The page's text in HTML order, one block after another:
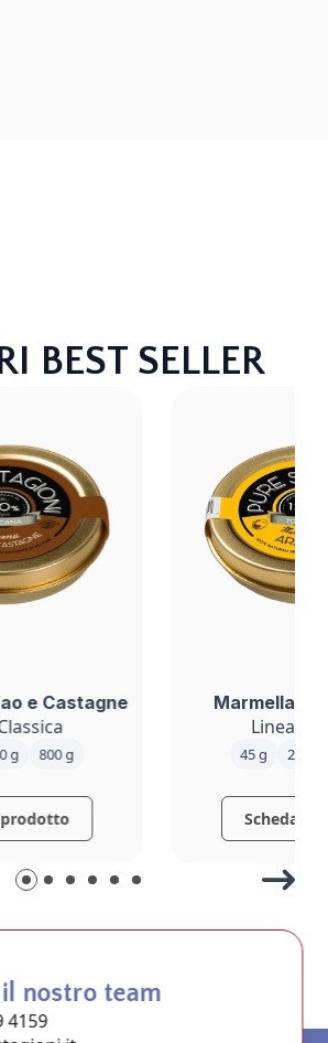
BEST SELLER
e Castagne
g 800 g
prodotto
Marmellata
Linea
45 g 200 g
Scheda
il nostro team
4159